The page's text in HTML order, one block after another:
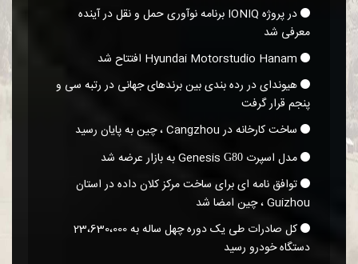
در پروژه IONIQ برنامه نوآوری حمل و نقل در آینده
معرفی شد
Hyundai Motorstudio Hanam افتتاح شد
هیوندای در رده بندی بین برندهای جهانی در رتبه سی و
پنجم قرار گرفت
ساخت کارخانه در Cangzhou ، چین به پایان رسید
مدل اسپرت Genesis G80
به بازار عرضه شد
توافق نامه ای برای ساخت مرکز کلان داده در استان
Guizhou ، چین امضا شد
کل صادرات طی یک دوره چهل ساله به 23،630،000
دستگاه خودرو رسید